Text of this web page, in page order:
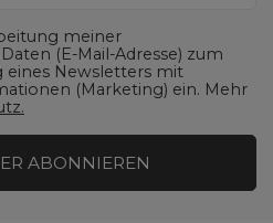
meiner
(E-Mail-Adresse) zum
eines Newsletters mit
(Marketing) ein. Mehr
ABONNIEREN